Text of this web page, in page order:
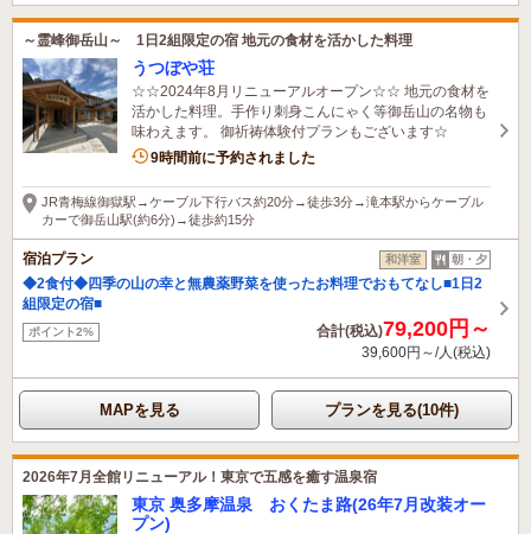
～霊峰御岳山～ 1日2組限定の宿 地元の食材を活かした料理
うつぼや荘
☆☆2024年8月リニューアルオープン☆☆ 地元の食材を
活かした料理。手作り刺身こんにゃく等御岳山の名物も
味わえます。 御祈祷体験付プランもございます☆
9時間前に予約されました
JR青梅線御獄駅→ケーブル下行バス約20分→徒歩3分→滝本駅からケーブル
カーで御岳山駅(約6分)→徒歩約15分
宿泊プラン 和洋室 朝・夕
◆2食付◆四季の山の幸と無農薬野菜を使ったお料理でおもてなし■1日2
組限定の宿■
ポイント2% 合計(税込)79,200円～
39,600円～/人(税込)
MAPを見る プランを見る(10件)
2026年7月全館リニューアル！東京で五感を癒す温泉宿
東京 奥多摩温泉 おくたま路(26年7月改装オー
プン)